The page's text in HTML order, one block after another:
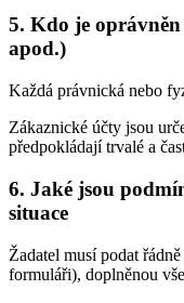
5. Kdo je
apod.)
Každá právnická nebo
Zákaznické účty jsou
předpokládají trvalé a
6. Jaké jsou
situace
Žadatel musí podat
formuláři), doplněnou